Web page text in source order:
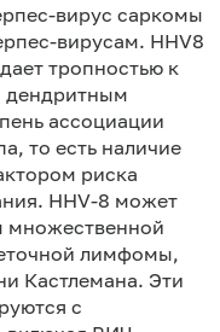
вирус саркомы
вирусам. HHV8
тропностью к
ассоциации
то есть наличие
риска
HHV-8 может
множественной
лимфомы,
Кастлемана. Эти
с